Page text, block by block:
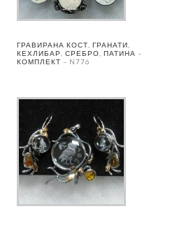
ГРАВИРАНА КОСТ, ГРАНАТИ,
КЕХЛИБАР, СРЕБРО, ПАТИНА –
КОМПЛЕКТ – N776